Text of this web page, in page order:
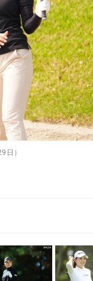
日）